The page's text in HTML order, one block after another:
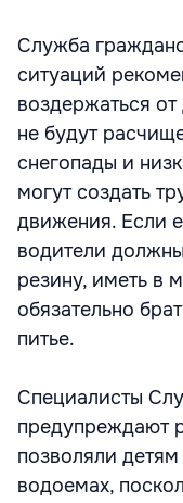
Служба
ситуаций
воздержаться
не будут
снегопады и
могут создать
движения. Если
водители
резину, иметь в
обязательно
питье.
Специалисты
предупреждают
позволяли
водоемах,